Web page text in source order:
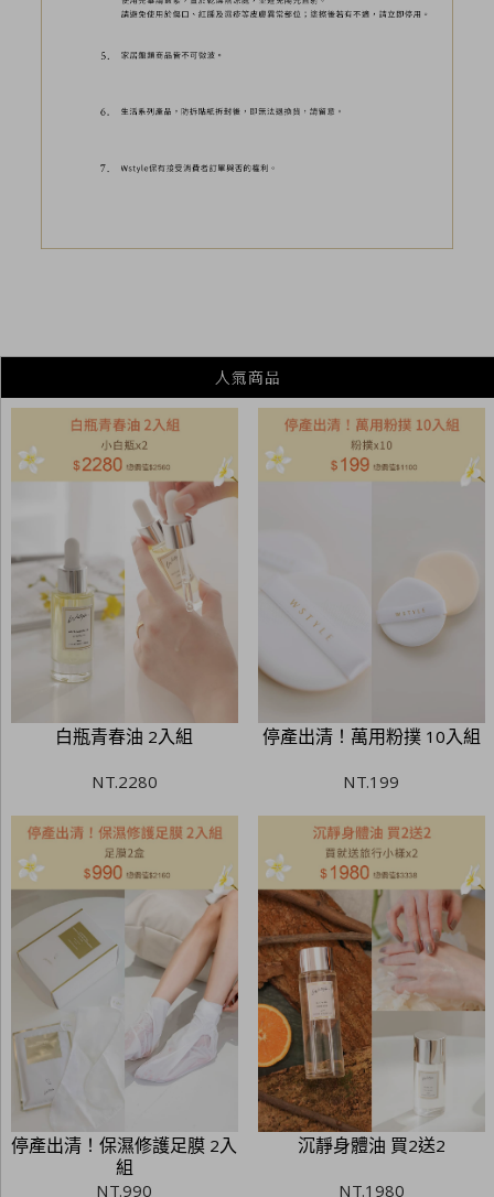
白瓶青春油 2入組
NT.2280
停產出清！萬用粉撲 10入組
NT.199
停產出清！保濕修護足膜 2入
組
沉靜身體油 買2送2